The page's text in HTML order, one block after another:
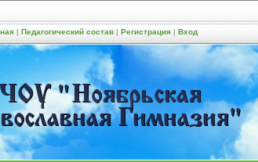
| Педагогический состав | Регистрация | Вход
ЧОУ "Ноябрьская
Гимназия"